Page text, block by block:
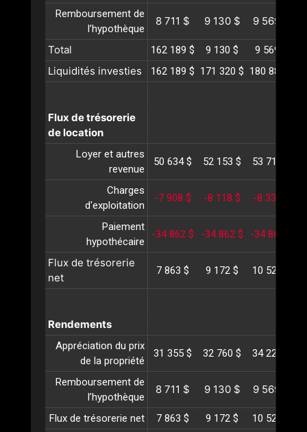
Remboursement de
l’hypothèque
8 711 $ 9 130 $ 9 569 $
Total 162 189 $ 9 130 $ 9 569 $
Liquidités investies 162 189 $ 171 320 $ 180 889 $
Flux de trésorerie
de location
Loyer et autres
revenue
50 634 $ 52 153 $ 53 717 $
Charges
d'exploitation
-7 908 $ -8 118 $ -8 334 $
Paiement
hypothécaire
-34 862 $ -34 862 $ -34 862 $
Flux de trésorerie
net
7 863 $ 9 172 $ 10 520 $
Rendements
Appréciation du prix
de la propriété
31 355 $ 32 760 $ 34 227 $
Remboursement de
l’hypothèque
8 711 $ 9 130 $ 9 569 $
Flux de trésorerie net 7 863 $ 9 172 $ 10 520 $